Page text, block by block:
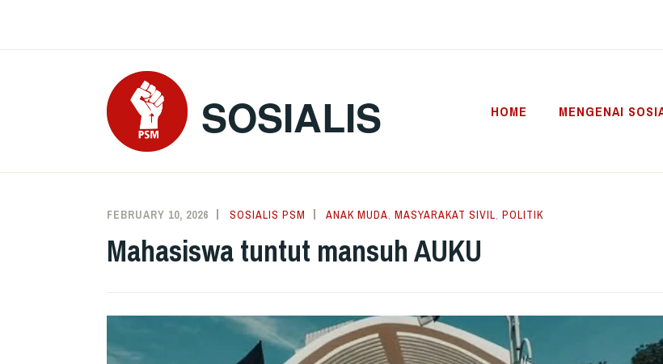
SOSIALIS HOME MENGENAI
FEBRUARY 10, 2026 SOSIALIS PSM ANAK MUDA MASYARAKAT SIVIL POLITIK
Mahasiswa tuntut mansuh AUKU